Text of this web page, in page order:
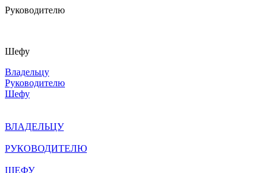
Руководителю
Шефу
Владельцу
Руководителю
Шефу
ВЛAДЕЛЬЦУ
РУКОВОДИТЕЛЮ
ШЕФУ